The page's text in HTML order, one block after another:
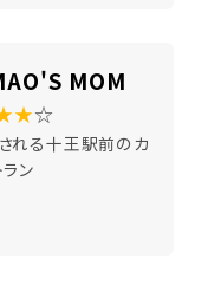
MOM
☆
れる十王駅前のカ
ン